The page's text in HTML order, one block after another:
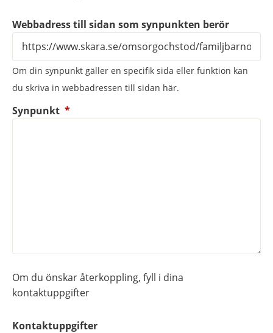
Webbadress till sidan som synpunkten berör
Om din synpunkt gäller en specifik sida eller funktion kan
du skriva in webbadressen till sidan här.
Synpunkt *(obligatorisk)
Om du önskar återkoppling, fyll i dina
kontaktuppgifter
Kontaktuppgifter